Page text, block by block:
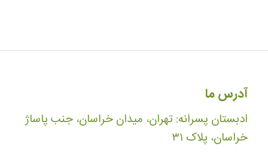
آدرس ما
ادبستان پسرانه: تهران، میدان خراسان، جنب پاساژ
خراسان، پلاک ۳۱